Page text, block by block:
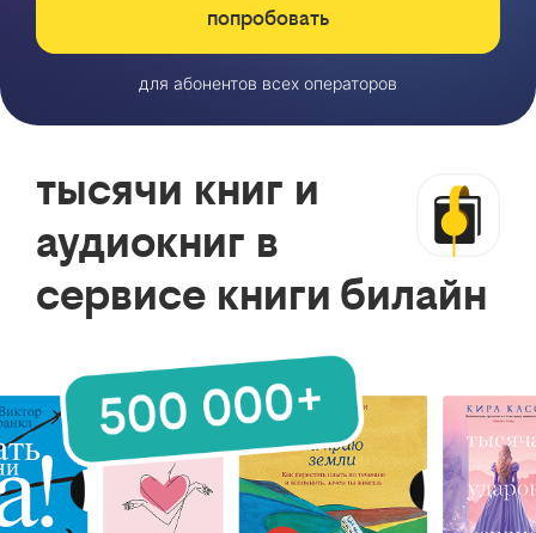
попробовать
для абонентов всех операторов
тысячи книг и
аудиокниг в
сервисе книги билайн